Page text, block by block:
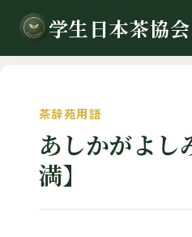
学生日本茶協会
茶辞苑用語
あしかがよし
満】